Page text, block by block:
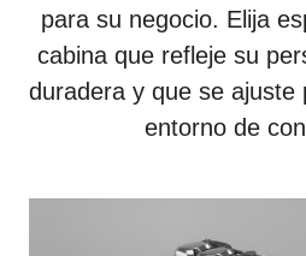
para su negocio. Elija
cabina que refleje su
duradera y que se ajuste
entorno de